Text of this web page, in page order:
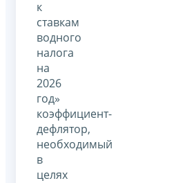
к
ставкам
водного
налога
на
2026
год»
коэффициент-
дефлятор,
необходимый
в
целях